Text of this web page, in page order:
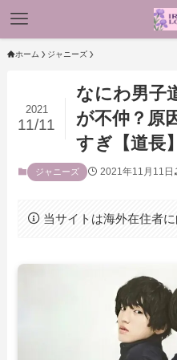
ホーム ジャニーズ
なにわ男子
が不仲？原
すぎ【道長】
2021
11/11
ジャニーズ 2021年11月11日
当サイトは海外在住者